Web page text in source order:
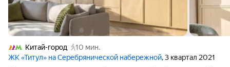
Китай-город
10 мин.
ЖК «Титул» на Серебрянической набережной, 3 квартал 2021